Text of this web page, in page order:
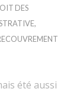
DES
,
été aussi